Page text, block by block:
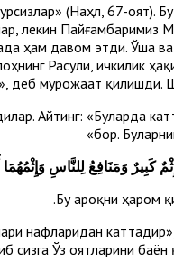
(Наҳл, 67-оят).
лекин Пайғамбаримиз
ҳам давом этди. Ўша
Расули, ичкилик
деб мурожаат қилишди.
Айтинг: «Буларда
бор.
وَمَنَافِعُ لِلنَّاسِ
нафларидан
Ўз оятларини баён